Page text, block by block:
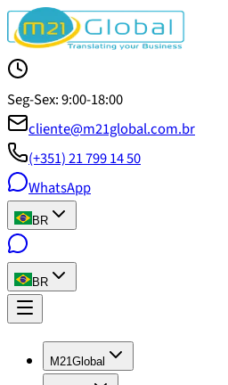
Seg-Sex: 9:00-18:00
cliente@m21global.com.br
(+351) 21 799 14 50
WhatsApp
BR
BR
M21Global